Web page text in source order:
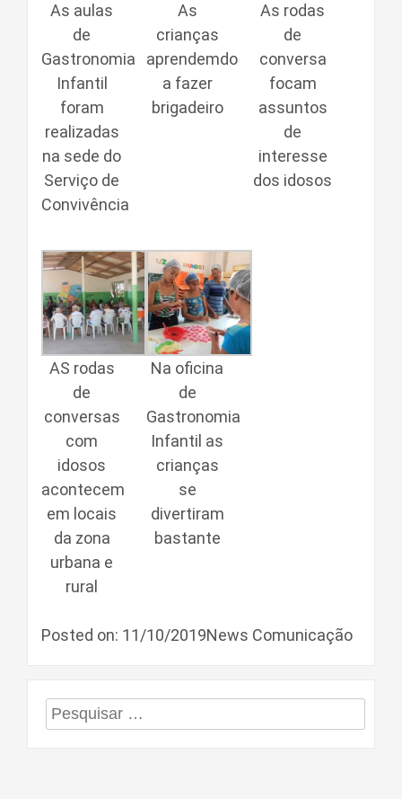
As aulas
de
Gastronomia
Infantil
foram
realizadas
na sede do
Serviço de
Convivência
As
crianças
aprendemdo
a fazer
brigadeiro
As rodas
de
conversa
focam
assuntos
de
interesse
dos idosos
AS rodas
de
conversas
com
idosos
acontecem
em locais
da zona
urbana e
rural
Na oficina
de
Gastronomia
Infantil as
crianças
se
divertiram
bastante
Posted on: 11/10/2019News Comunicação
Pesquisar
por: